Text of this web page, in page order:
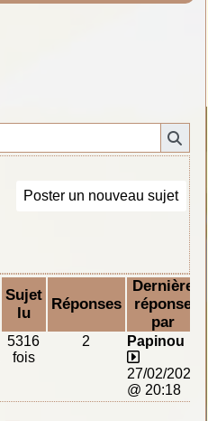
Poster un nouveau sujet
Sujet
lu
Réponses
Dernière
réponse
par
5316
fois
2 Papinou
27/02/2023
@ 20:18